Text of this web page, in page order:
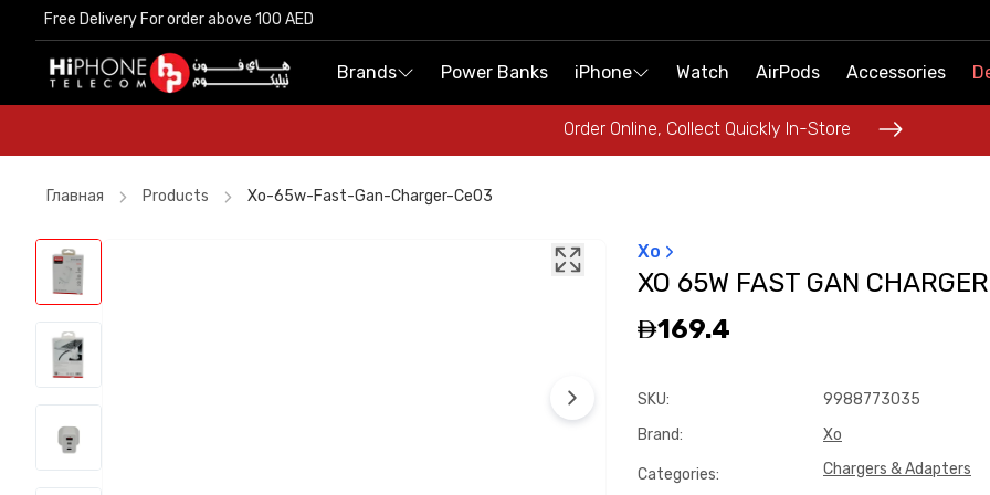
Free Delivery For order above 100 AED
Brands Power Banks iPhone Watch AirPods Accessories
Wireless Charger
MagSafe Battery Pack
iPhone 17 Pro Max
iPhone 17 Pro Max HK
Order Online, Collect Quickly In-Store
Free Delivery For order above 100 AED
Brands Power Banks iPhone Watch AirPods Accessories
iPhone Case
Galaxy S26 Ultra
Pitaka Case
Order Online, Collect Quickly In-Store
Главная Products Xo-65w-Fast-Gan-Charger-Ce03
Xo
XO 65W FAST GAN
169.4
SKU:
9988773035
Brand: Xo
Categories: Chargers & Adapters